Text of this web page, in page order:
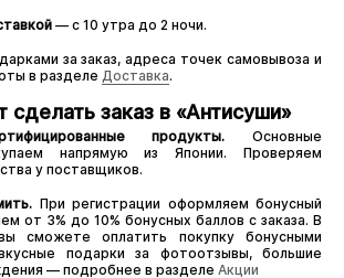
— с 10 утра до 2 ночи.
за заказ, адреса точек самовывоза и
в разделе Доставка.
сделать заказ в «Антисуши»
продукты. Основные
напрямую из Японии. Проверяем
у поставщиков.
При регистрации оформляем бонусный
от 3% до 10% бонусных баллов с заказа. В
сможете оплатить покупку бонусными
подарки за фотоотзывы, большие
— подробнее в разделе Акции